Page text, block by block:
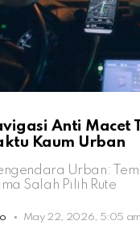
Anti Macet
Kaum Urban
Urban:
Salah Pilih Rute
May 22, 2026, 5:05 am